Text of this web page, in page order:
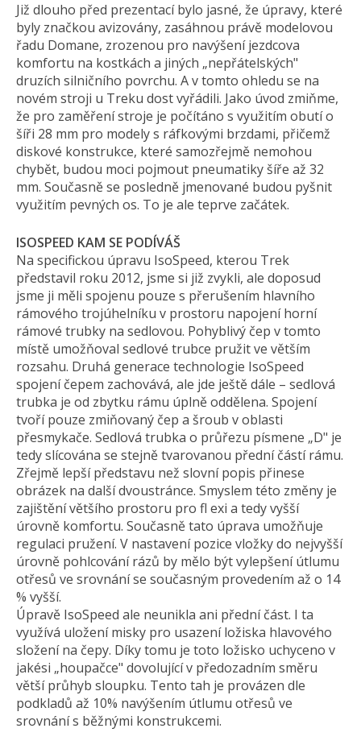
Již dlouho před prezentací bylo jasné, že úpravy, které
byly značkou avizovány, zasáhnou právě modelovou
řadu Domane, zrozenou pro navýšení jezdcova
komfortu na kostkách a jiných „nepřátelských"
druzích silničního povrchu. A v tomto ohledu se na
novém stroji u Treku dost vyřádili. Jako úvod zmiňme,
že pro zaměření stroje je počítáno s využitím obutí o
šíři 28 mm pro modely s ráfkovými brzdami, přičemž
diskové konstrukce, které samozřejmě nemohou
chybět, budou moci pojmout pneumatiky šíře až 32
mm. Současně se posledně jmenované budou pyšnit
využitím pevných os. To je ale teprve začátek.
ISOSPEED KAM SE PODÍVÁŠ
Na specifickou úpravu IsoSpeed, kterou Trek
představil roku 2012, jsme si již zvykli, ale doposud
jsme ji měli spojenu pouze s přerušením hlavního
rámového trojúhelníku v prostoru napojení horní
rámové trubky na sedlovou. Pohyblivý čep v tomto
místě umožňoval sedlové trubce pružit ve větším
rozsahu. Druhá generace technologie IsoSpeed
spojení čepem zachovává, ale jde ještě dále – sedlová
trubka je od zbytku rámu úplně oddělena. Spojení
tvoří pouze zmiňovaný čep a šroub v oblasti
přesmykače. Sedlová trubka o průřezu písmene „D" je
tedy slícována se stejně tvarovanou přední částí rámu.
Zřejmě lepší představu než slovní popis přinese
obrázek na další dvoustránce. Smyslem této změny je
zajištění většího prostoru pro fl exi a tedy vyšší
úrovně komfortu. Současně tato úprava umožňuje
regulaci pružení. V nastavení pozice vložky do nejvyšší
úrovně pohlcování rázů by mělo být vylepšení útlumu
otřesů ve srovnání se současným provedením až o 14
% vyšší.
Úpravě IsoSpeed ale neunikla ani přední část. I ta
využívá uložení misky pro usazení ložiska hlavového
složení na čepy. Díky tomu je toto ložisko uchyceno v
jakési „houpačce" dovolující v předozadním směru
větší průhyb sloupku. Tento tah je provázen dle
podkladů až 10% navýšením útlumu otřesů ve
srovnání s běžnými konstrukcemi.